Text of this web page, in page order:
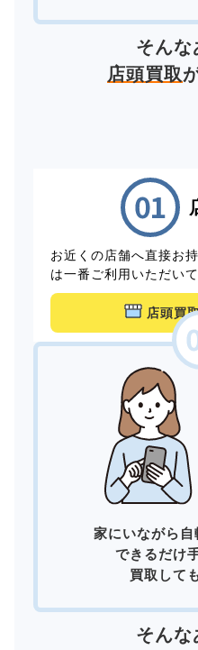
そんな
店頭買取
お近くの店舗へ直接お
は一番ご利用いただい
店頭買
家にいながら自
できるだけ
買取して
そんな